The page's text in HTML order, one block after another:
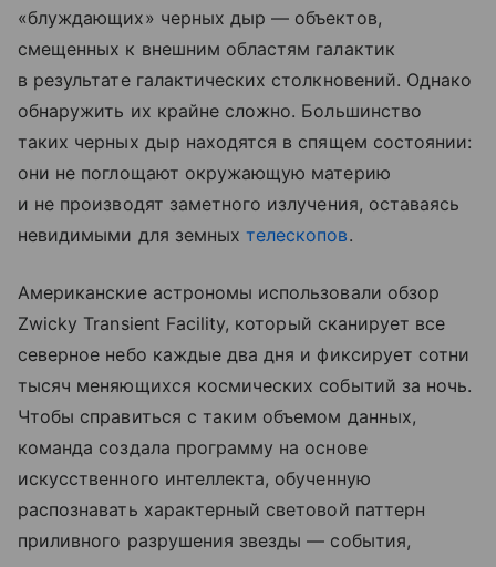
«блуждающих» черных дыр — объектов,
смещенных к внешним областям галактик
в результате галактических столкновений. Однако
обнаружить их крайне сложно. Большинство
таких черных дыр находятся в спящем состоянии:
они не поглощают окружающую материю
и не производят заметного излучения, оставаясь
невидимыми для земныхтелескопов.
Американские астрономы использовали обзор
Zwicky Transient Facility, который сканирует все
северное небо каждые два дня и фиксирует сотни
тысяч меняющихся космических событий за ночь.
Чтобы справиться с таким объемом данных,
команда создала программу на основе
искусственного интеллекта, обученную
распознавать характерный световой паттерн
приливного разрушения звезды — события,